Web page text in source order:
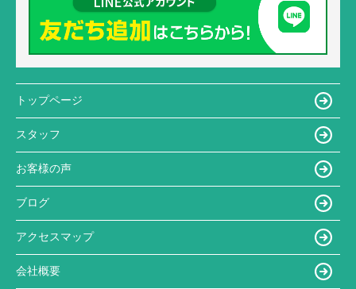
トップページ
スタッフ
お客様の声
ブログ
アクセスマップ
会社概要